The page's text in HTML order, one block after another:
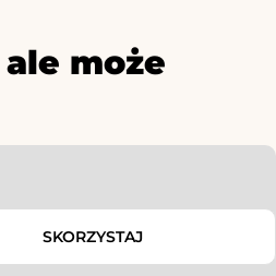
może
SKORZYSTAJ